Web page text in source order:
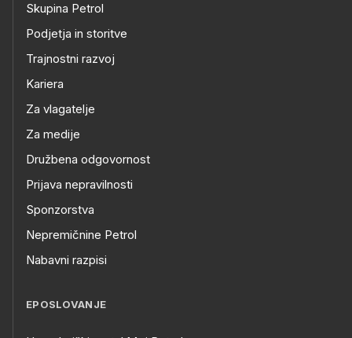
Skupina Petrol
Podjetja in storitve
Trajnostni razvoj
Kariera
Za vlagatelje
Za medije
Družbena odgovornost
Prijava nepravilnosti
Sponzorstva
Nepremičnine Petrol
Nabavni razpisi
EPOSLOVANJE